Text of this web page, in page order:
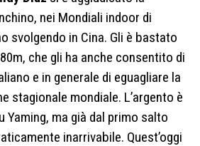
nei Mondiali indoor di
svolgendo in Cina. Gli è bastato
che gli ha anche consentito di
e in generale di eguagliare la
stagionale mondiale. L’argento è
Yaming, ma già dal primo salto
inarrivabile. Quest’oggi